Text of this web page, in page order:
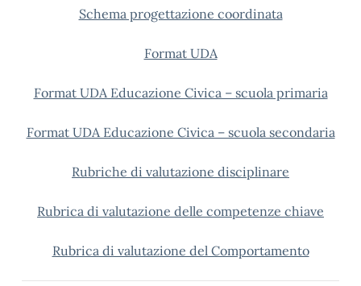
Schema progettazione coordinata
Format UDA
Format UDA Educazione Civica – scuola primaria
Format UDA Educazione Civica – scuola secondaria
Rubriche di valutazione disciplinare
Rubrica di valutazione delle competenze chiave
Rubrica di valutazione del Comportamento